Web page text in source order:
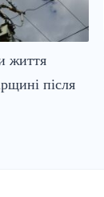
життя
після